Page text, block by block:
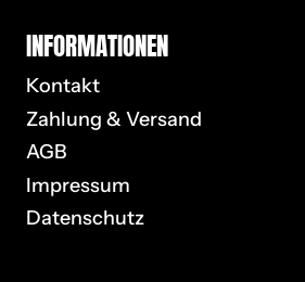
IN­FOR­MA­TIO­NEN
Kontakt
Zahlung & Versand
AGB
Impressum
Datenschutz